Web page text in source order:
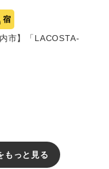
宿
市】「LACOSTA-
もっと見る